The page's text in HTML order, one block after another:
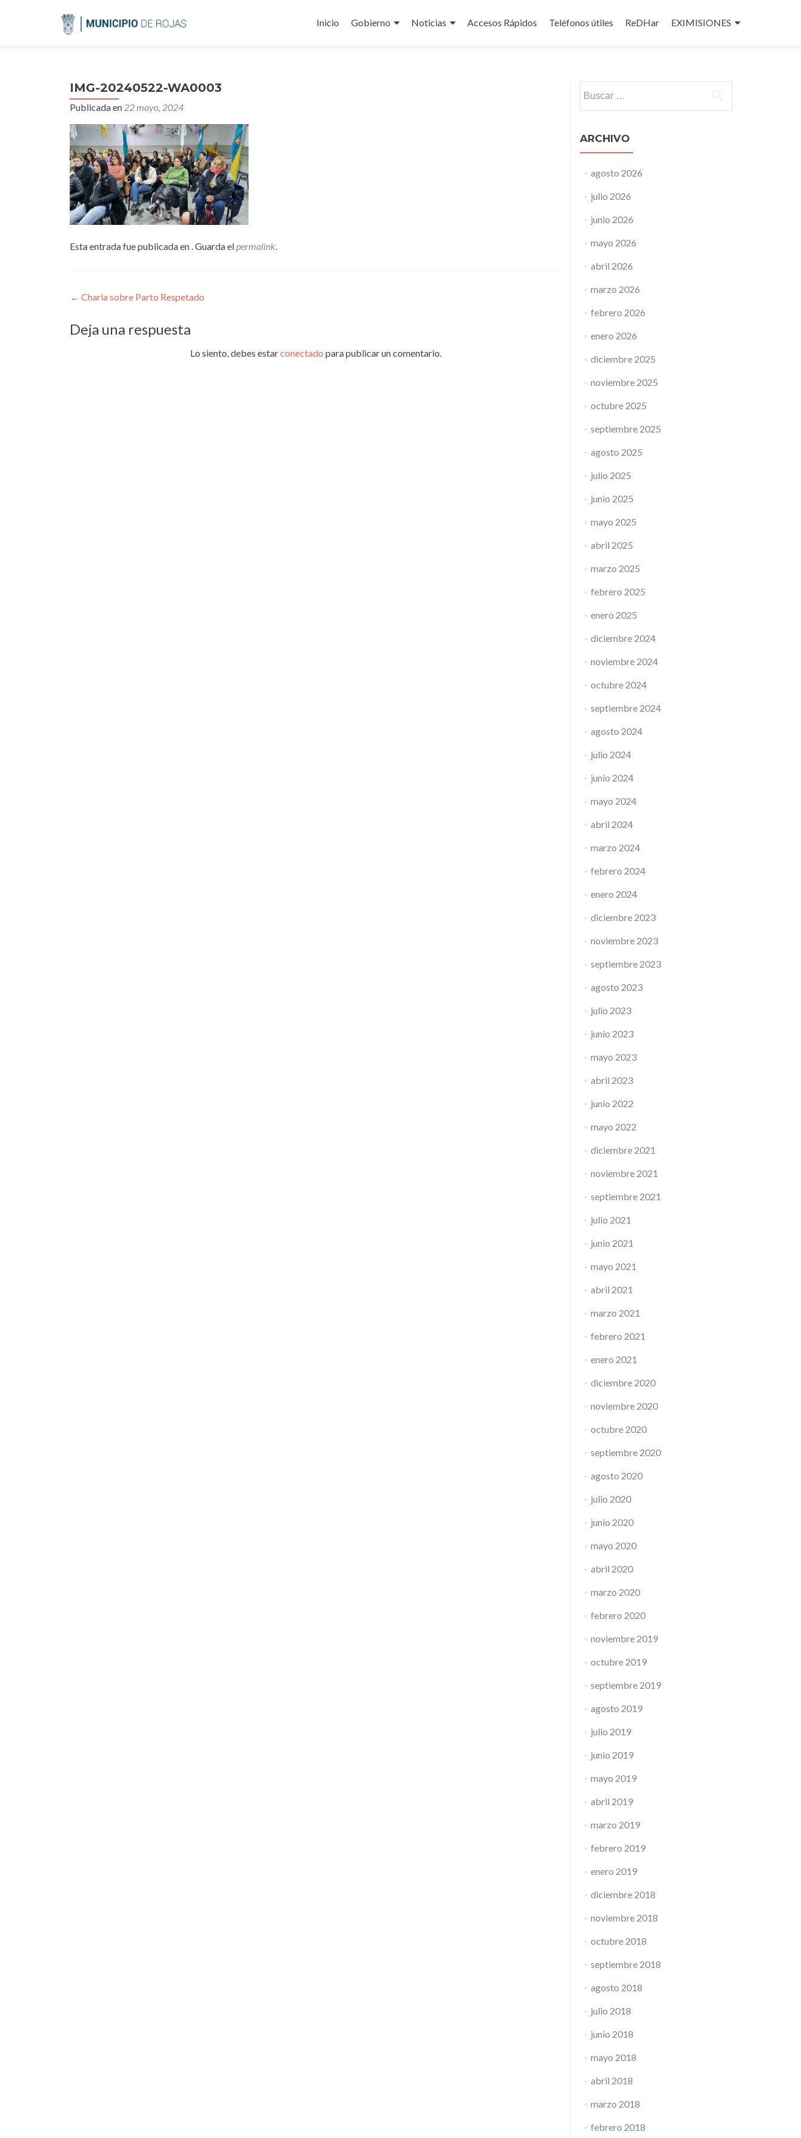
al
Inicio Gobierno Noticias Accesos Rápidos Teléfonos útiles ReDHar EXIMISIONES
IMG-20240522-WA0003
Publicada en 22 mayo, 2024
Esta entrada fue publicada en . Guarda elpermalink.
Navegación
de
entradas
← Charla sobre Parto Respetado
Deja una respuesta
Lo siento, debes estarconectado para publicar un comentario.
ARCHIVO
agosto 2026
julio 2026
junio 2026
mayo 2026
abril 2026
marzo 2026
febrero 2026
enero 2026
diciembre 2025
noviembre 2025
octubre 2025
septiembre 2025
agosto 2025
julio 2025
junio 2025
mayo 2025
abril 2025
marzo 2025
febrero 2025
enero 2025
diciembre 2024
noviembre 2024
octubre 2024
septiembre 2024
agosto 2024
julio 2024
junio 2024
mayo 2024
abril 2024
marzo 2024
febrero 2024
enero 2024
diciembre 2023
noviembre 2023
septiembre 2023
agosto 2023
julio 2023
junio 2023
mayo 2023
abril 2023
junio 2022
mayo 2022
diciembre 2021
noviembre 2021
septiembre 2021
julio 2021
junio 2021
mayo 2021
abril 2021
marzo 2021
febrero 2021
enero 2021
diciembre 2020
noviembre 2020
octubre 2020
septiembre 2020
agosto 2020
julio 2020
junio 2020
mayo 2020
abril 2020
marzo 2020
febrero 2020
noviembre 2019
octubre 2019
septiembre 2019
agosto 2019
julio 2019
junio 2019
mayo 2019
abril 2019
marzo 2019
febrero 2019
enero 2019
diciembre 2018
noviembre 2018
octubre 2018
septiembre 2018
agosto 2018
julio 2018
junio 2018
mayo 2018
abril 2018
marzo 2018
febrero 2018